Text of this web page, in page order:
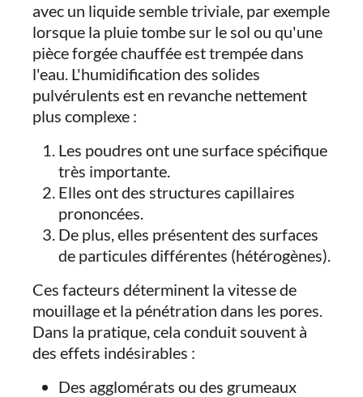
avec un liquide semble triviale, par exemple
lorsque la pluie tombe sur le sol ou qu'une
pièce forgée chauffée est trempée dans
l'eau. L'humidification des solides
pulvérulents est en revanche nettement
plus complexe :
Les poudres ont une surface spécifique
très importante.
Elles ont des structures capillaires
prononcées.
De plus, elles présentent des surfaces
de particules différentes (hétérogènes).
Ces facteurs déterminent la vitesse de
mouillage et la pénétration dans les pores.
Dans la pratique, cela conduit souvent à
des effets indésirables :
Des agglomérats ou des grumeaux